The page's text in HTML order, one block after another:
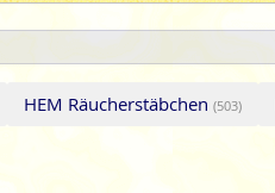
HEM Räucherstäbchen (503)